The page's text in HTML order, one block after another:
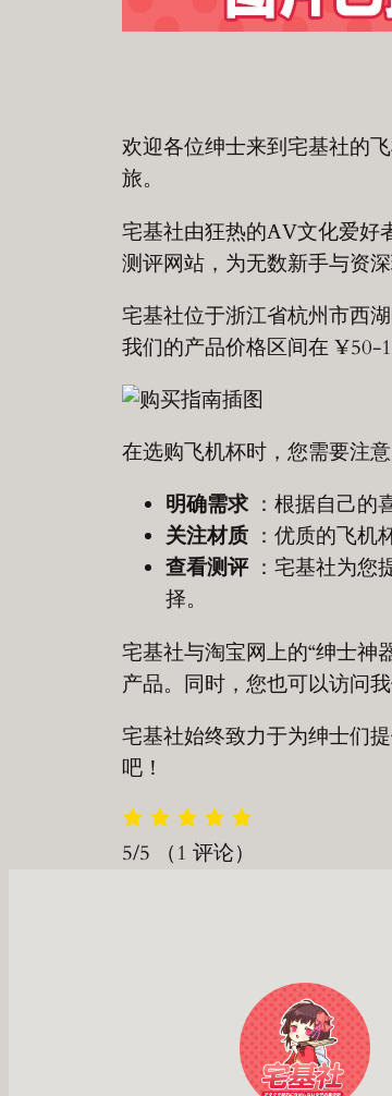
欢迎各位绅士来到宅基社的
旅。
宅基社由狂热的AV文化爱好
测评网站，为无数新手与资深
宅基社位于浙江省杭州市西
我们的产品价格区间在 ¥50-
在选购飞机杯时，您需要注意
明确需求 ：根据自己的
关注材质 ：优质的飞机
查看测评：宅基社为您
择。
宅基社与淘宝网上的“绅士神
产品。同时，您也可以访问
宅基社始终致力于为绅士们
吧！
5/5 （1 评论）